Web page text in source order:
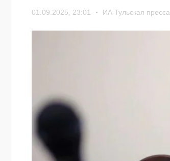
01.09.2025, 23:01 ИА Тульская пресса